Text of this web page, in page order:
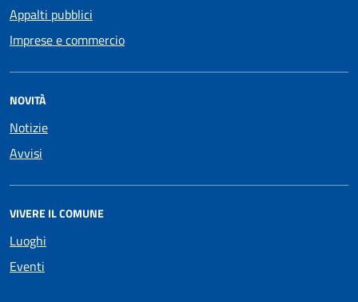
Appalti pubblici
Imprese e commercio
NOVITÀ
Notizie
Avvisi
VIVERE IL COMUNE
Luoghi
Eventi